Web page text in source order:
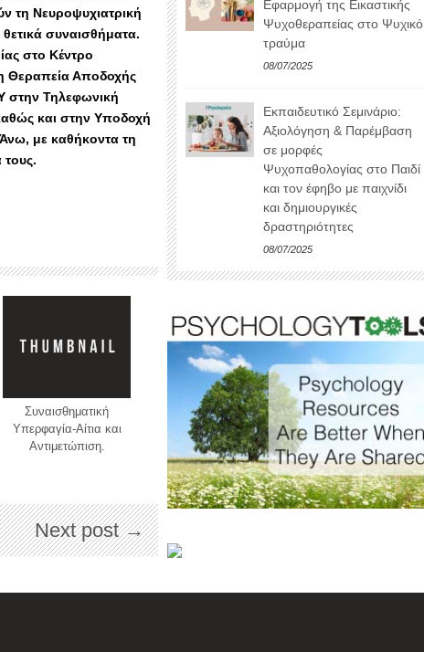
τη Νευροψυχιατρική
θετικά συναισθήματα.
στο Κέντρο
Θεραπεία Αποδοχής
στην Τηλεφωνική
και στην Υποδοχή
με καθήκοντα τη
τους.
Συναισθηματική
Υπερφαγία-Αίτια και
Αντιμετώπιση.
Next post →
Εφαρμογή της Εικαστικής
Ψυχοθεραπείας στο Ψυχικό
τραύμα
08/07/2025
Εκπαιδευτικό Σεμινάριο:
Αξιολόγηση & Παρέμβαση
σε μορφές
Ψυχοπαθολογίας στο Παιδί
και τον έφηβο με παιχνίδι
και δημιουργικές
δραστηριότητες
08/07/2025